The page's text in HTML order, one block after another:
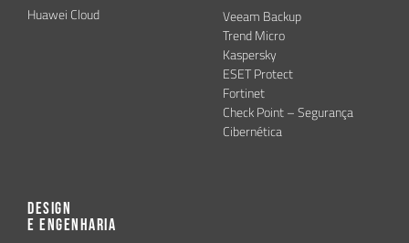
Huawei Cloud
Veeam Backup
Trend Micro
Kaspersky
ESET Protect
Fortinet
Check Point – Segurança
Cibernética
Design
e Engenharia